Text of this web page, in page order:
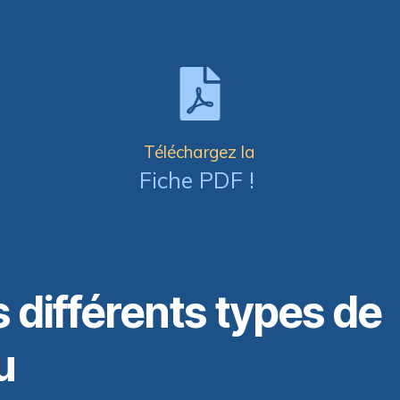
Téléchargez la
Fiche PDF !
différents types de